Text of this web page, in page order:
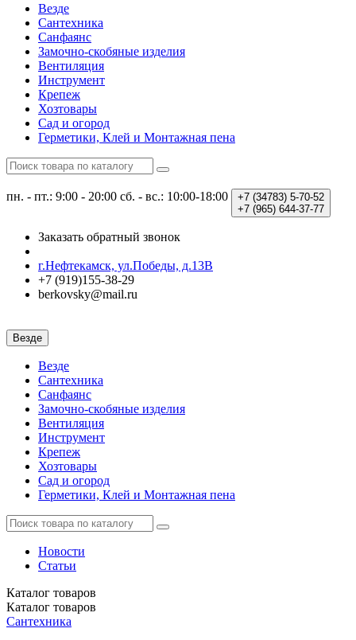
Везде
Сантехника
Санфаянс
Замочно-скобяные изделия
Вентиляция
Инструмент
Крепеж
Хозтовары
Сад и огород
Герметики, Клей и Монтажная пена
пн. - пт.: 9:00 - 20:00 сб. - вс.: 10:00-18:00 +7 (34783) 5-70-52
+7 (965) 644-37-77
Заказать обратный звонок
г.Нефтекамск, ул.Победы, д.13В
+7 (919)155-38-29
berkovsky@mail.ru
Везде
Везде
Сантехника
Санфаянс
Замочно-скобяные изделия
Вентиляция
Инструмент
Крепеж
Хозтовары
Сад и огород
Герметики, Клей и Монтажная пена
Новости
Статьи
Каталог товаров
Каталог товаров
Сантехника